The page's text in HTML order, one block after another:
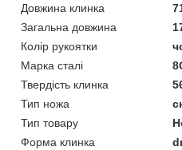
Довжина клинка
Загальна довжина
Колір рукоятки
Марка сталі
Твердість клинка
Тип ножа
Тип товару
Форма клинка